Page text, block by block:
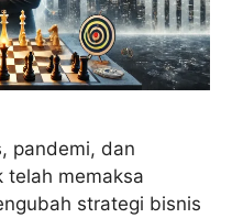
pandemi, dan
telah memaksa
strategi bisnis